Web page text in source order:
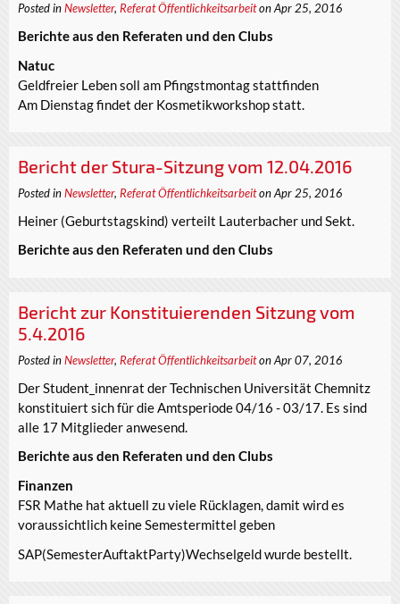
Posted inNewsletter, Referat Öffentlichkeitsarbeiton Apr 25, 2016
Berichte aus den Referaten und den Clubs
Natuc
Geldfreier Leben soll am Pfingstmontag stattfinden
Am Dienstag findet der Kosmetikworkshop statt.
Bericht der Stura-Sitzung vom 12.04.2016
Posted inNewsletter, Referat Öffentlichkeitsarbeiton Apr 25, 2016
Heiner (Geburtstagskind) verteilt Lauterbacher und Sekt.
Berichte aus den Referaten und den Clubs
Bericht zur Konstituierenden Sitzung vom
5.4.2016
Posted inNewsletter, Referat Öffentlichkeitsarbeiton Apr 07, 2016
Der Student_innenrat der Technischen Universität Chemnitz
konstituiert sich für die Amtsperiode 04/16 - 03/17. Es sind
alle 17 Mitglieder anwesend.
Berichte aus den Referaten und den Clubs
Finanzen
FSR Mathe hat aktuell zu viele Rücklagen, damit wird es
voraussichtlich keine Semestermittel geben
SAP(SemesterAuftaktParty)Wechselgeld wurde bestellt.